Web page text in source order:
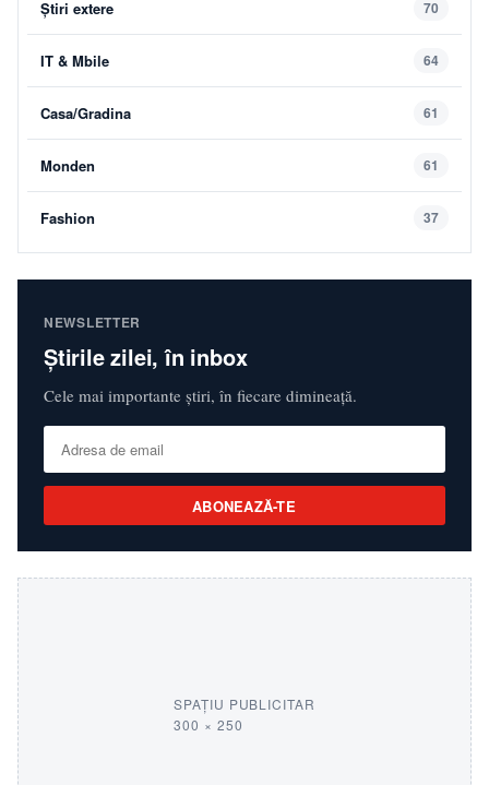
Știri extere 70
IT & Mbile 64
Casa/Gradina 61
Monden 61
Fashion 37
NEWSLETTER
Știrile zilei, în inbox
Cele mai importante știri, în fiecare dimineață.
ABONEAZĂ-TE
SPAȚIU PUBLICITAR
300 × 250